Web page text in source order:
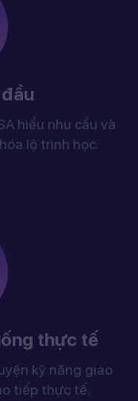
hiểu nhu cầu và
lộ trình học.
thực tế
kỹ năng giao
tiếp thực tế.